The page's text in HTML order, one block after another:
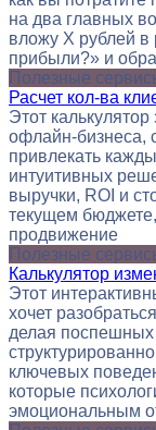
на два главных
вложу X рублей в
прибыли?» и
Полезные
Расчет кол-ва
Этот
офлайн-бизнеса,
привлекать
интуитивных
выручки, ROI и
текущем бюджете,
продвижение
Полезные
Калькулятор
Этот
хочет
делая
ключевых
которые
эмоциональным